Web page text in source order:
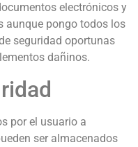
electrónicos y
aunque pongo todos los
seguridad oportunas
dañinos.
por el usuario a
ser almacenados